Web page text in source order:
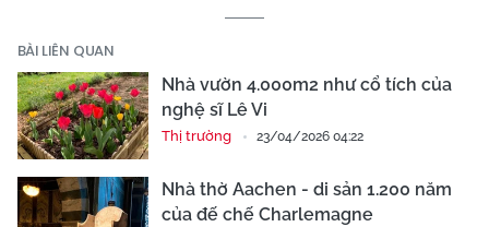
BÀI LIÊN QUAN
Nhà vườn 4.000m2 như cổ tích của
nghệ sĩ Lê Vi
Thị trường 23/04/2026 04:22
Nhà thờ Aachen - di sản 1.200 năm
của đế chế Charlemagne